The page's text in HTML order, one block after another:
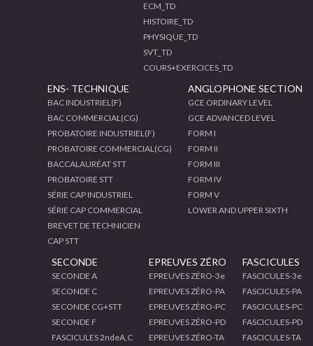
ECM_TD
HISTOIRE_TD
PHYSIQUE_TD
SVT_TD
COURS+EXERCICES_TD
ENS- TECHNIQUE
BAC INDUSTRIEL(F)
BAC COMMERCIAL(CG)
PROBATOIRE INDUSTRIEL(F)
PROBATOIRE COMMERCIAL(CG)
BACCALAURÉAT STT
PROBATOIRE STT
SÉRIE CAP INDUSTRIEL
SÉRIE CAP COMMERCIAL
BREVET DE TECHNICIEN
CAP STT
ANGLOPHONE SECTION
GCE ORDINARY LEVEL
GCE ADVANCED LEVEL
FORM I
FORM II
FORM III
FORM IV
FORM V
LOWER AND UPPER SIXTH
SECONDE
SECONDE A
SECONDE C
SECONDE CG+STT
SECONDE F
FASCICULES 2ndeA,C
EPREUVES ZÉRO
EPREUVES ZÉRO-3e
EPREUVES ZÉRO-PA
EPREUVES ZÉRO-PC
EPREUVES ZÉRO-PD
EPREUVES ZÉRO-TA
FASCICULES
FASCICULES-3e
FASCICULES-PA
FASCICULES-PC
FASCICULES-PD
FASCICULES-TA